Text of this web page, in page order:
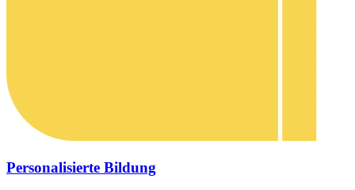
Personalisierte Bildung